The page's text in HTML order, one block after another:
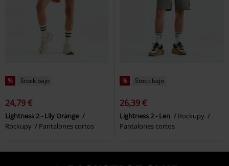
% Stock bajo
24,79 €
Lightness 2 - Lily Orange
Rockupy
Pantalones cortos
% Stock bajo
26,39 €
Lightness 2 - Len
Rockupy
Pantalones cortos